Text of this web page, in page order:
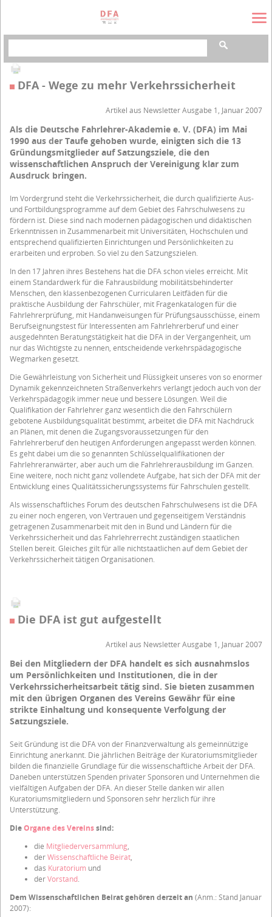
DFA - Wege zu mehr Verkehrssicherheit
Artikel aus Newsletter Ausgabe 1, Januar 2007
Als die Deutsche Fahrlehrer-Akademie e. V. (DFA) im Mai
1990 aus der Taufe gehoben wurde, einigten sich die 13
Gründungsmitglieder auf Satzungsziele, die den
wissenschaftlichen Anspruch der Vereinigung klar zum
Ausdruck bringen.
Im Vordergrund steht die Verkehrssicherheit, die durch qualifizierte Aus-
und Fortbildungsprogramme auf dem Gebiet des Fahrschulwesens zu
fördern ist. Diese sind nach modernen pädagogischen und didaktischen
Erkenntnissen in Zusammenarbeit mit Universitäten, Hochschulen und
entsprechend qualifizierten Einrichtungen und Persönlichkeiten zu
erarbeiten und erproben. So viel zu den Satzungszielen.
In den 17 Jahren ihres Bestehens hat die DFA schon vieles erreicht. Mit
einem Standardwerk für die Fahrausbildung mobilitätsbehinderter
Menschen, den klassenbezogenen Curricularen Leitfäden für die
praktische Ausbildung der Fahrschüler, mit Fragenkatalogen für die
Fahrlehrerprüfung, mit Handanweisungen für Prüfungsausschüsse, einem
Berufseignungstest für Interessenten am Fahrlehrerberuf und einer
ausgedehnten Beratungstätigkeit hat die DFA in der Vergangenheit, um
nur das Wichtigste zu nennen, entscheidende verkehrspädagogische
Wegmarken gesetzt.
Die Gewährleistung von Sicherheit und Flüssigkeit unseres von so enormer
Dynamik gekennzeichneten Straßenverkehrs verlangt jedoch auch von der
Verkehrspädagogik immer neue und bessere Lösungen. Weil die
Qualifikation der Fahrlehrer ganz wesentlich die den Fahrschülern
gebotene Ausbildungsqualität bestimmt, arbeitet die DFA mit Nachdruck
an Plänen, mit denen die Zugangsvoraussetzungen für den
Fahrlehrerberuf den heutigen Anforderungen angepasst werden können.
Es geht dabei um die so genannten Schlüsselqualifikationen der
Fahrlehreranwärter, aber auch um die Fahrlehrerausbildung im Ganzen.
Eine weitere, noch nicht ganz vollendete Aufgabe, hat sich der DFA mit der
Entwicklung eines Qualitätssicherungssystems für Fahrschulen gestellt.
Als wissenschaftliches Forum des deutschen Fahrschulwesens ist die DFA
zu einer noch engeren, von Vertrauen und gegenseitigem Verständnis
getragenen Zusammenarbeit mit den in Bund und Ländern für die
Verkehrssicherheit und das Fahrlehrerrecht zuständigen staatlichen
Stellen bereit. Gleiches gilt für alle nichtstaatlichen auf dem Gebiet der
Verkehrssicherheit tätigen Organisationen.
Die DFA ist gut aufgestellt
Artikel aus Newsletter Ausgabe 1, Januar 2007
Bei den Mitgliedern der DFA handelt es sich ausnahmslos
um Persönlichkeiten und Institutionen, die in der
Verkehrssicherheitsarbeit tätig sind. Sie bieten zusammen
mit den übrigen Organen des Vereins Gewähr für eine
strikte Einhaltung und konsequente Verfolgung der
Satzungsziele.
Seit Gründung ist die DFA von der Finanzverwaltung als gemeinnützige
Einrichtung anerkannt. Die jährlichen Beiträge der Kuratoriumsmitglieder
bilden die finanzielle Grundlage für die wissenschaftliche Arbeit der DFA.
Daneben unterstützen Spenden privater Sponsoren und Unternehmen die
vielfältigen Aufgaben der DFA. An dieser Stelle danken wir allen
Kuratoriumsmitgliedern und Sponsoren sehr herzlich für ihre
Unterstützung.
DieOrgane des Vereinssind:
die Mitgliederversammlung,
derWissenschaftliche Beirat,
das Kuratorium und
derVorstand.
Dem Wissenschaftlichen Beirat gehören derzeit an (Anm.: Stand Januar
2007):